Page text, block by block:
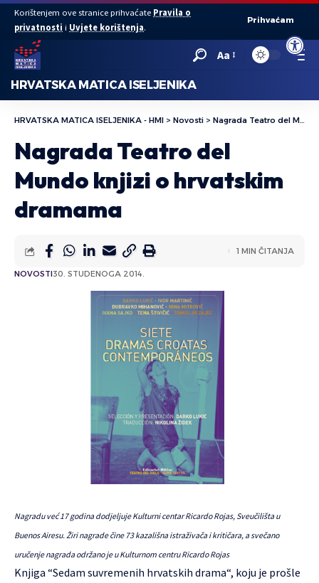
Open
Korištenjem ove stranice prihvaćate Pravila o
privatnosti i Uvjete korištenja.
Prihvaćam
Aa
HRVATSKA MATICA ISELJENIKA
HRVATSKA MATICA ISELJENIKA - HMI > Novosti > Nagrada Teatro del Mundo knjizi o hrvatskim dramama
Nagrada Teatro del
Mundo knjizi o hrvatskim
dramama
NOVOSTI30. STUDENOGA 2014.
1 MIN ČITANJA
Nagradu već 17 godina dodjeljuje Kulturni centar Ricardo Rojas, Sveučilišta u
Buenos Airesu. Žiri nagrade čine 73 kazališna istraživača i kritičara, a svečano
uručenje nagrada održano je u Kulturnom centru Ricardo Rojas
Knjiga “Sedam suvremenih hrvatskih drama“, koju je prošle